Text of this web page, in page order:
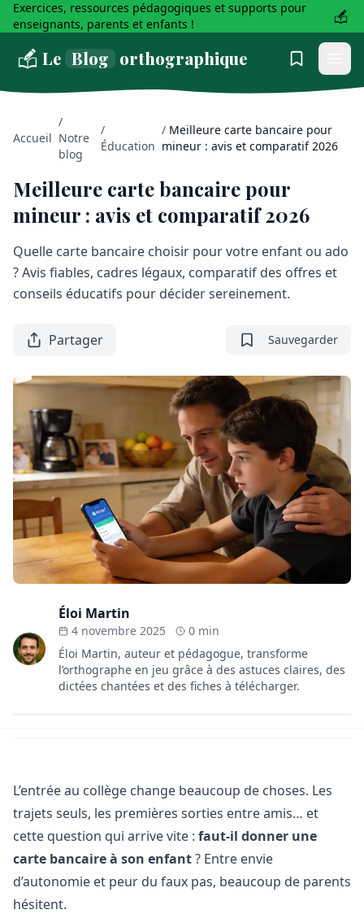
Exercices, ressources pédagogiques et supports pour
enseignants, parents et enfants !
Le Blog orthographique
Accueil
/
Notre
blog
/
Éducation
/ Meilleure carte bancaire pour
mineur : avis et comparatif 2026
Meilleure carte bancaire pour
mineur : avis et comparatif 2026
Quelle carte bancaire choisir pour votre enfant ou ado
? Avis fiables, cadres légaux, comparatif des offres et
conseils éducatifs pour décider sereinement.
Partager Sauvegarder
Éloi Martin
4 novembre 2025
0 min
Éloi Martin, auteur et pédagogue, transforme
l’orthographe en jeu grâce à des astuces claires, des
dictées chantées et des fiches à télécharger.
L’entrée au collège change beaucoup de choses. Les
trajets seuls, les premières sorties entre amis… et
cette question qui arrive vite : faut‑il donner une
carte bancaire à son enfant? Entre envie
d’autonomie et peur du faux pas, beaucoup de parents
hésitent.